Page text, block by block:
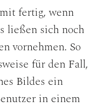
fertig, wenn
ließen sich noch
vornehmen. So
für den Fall,
Bildes ein
in einem